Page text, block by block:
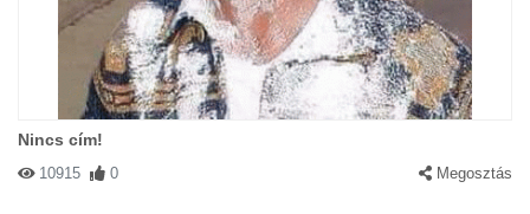
Nincs cím!
10915 0 Megosztás